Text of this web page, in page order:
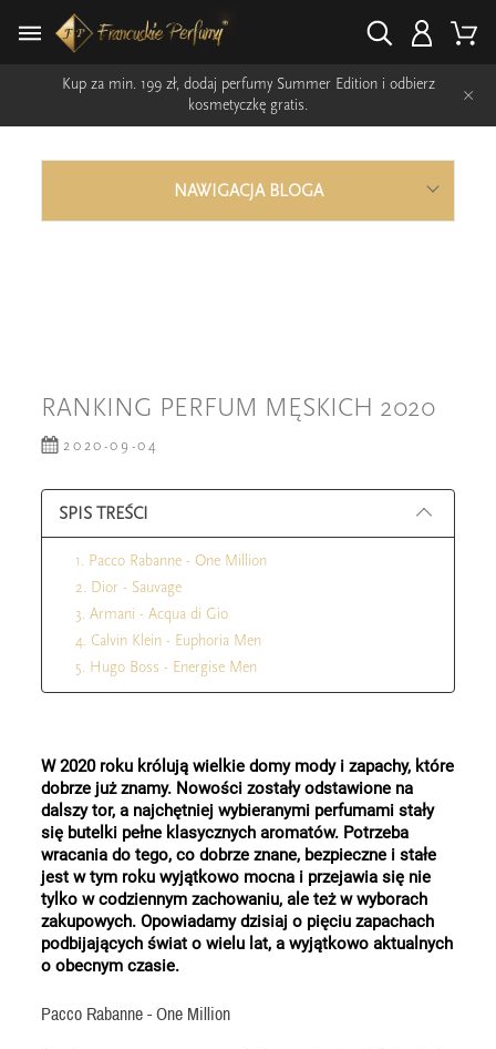
Kup za min. 199 zł, dodaj perfumy Summer Edition i odbierz
kosmetyczkę gratis.
×
NAWIGACJA BLOGA
RANKING PERFUM MĘSKICH 2020
2020-09-04
SPIS TREŚCI
1. Pacco Rabanne - One Million
2. Dior - Sauvage
3. Armani - Acqua di Gio
4. Calvin Klein - Euphoria Men
5. Hugo Boss - Energise Men
W 2020 roku królują wielkie domy mody i zapachy, które
dobrze już znamy. Nowości zostały odstawione na
dalszy tor, a najchętniej wybieranymi perfumami stały
się butelki pełne klasycznych aromatów. Potrzeba
wracania do tego, co dobrze znane, bezpieczne i stałe
jest w tym roku wyjątkowo mocna i przejawia się nie
tylko w codziennym zachowaniu, ale też w wyborach
zakupowych. Opowiadamy dzisiaj o pięciu zapachach
podbijających świat o wielu lat, a wyjątkowo aktualnych
o obecnym czasie.
Pacco Rabanne - One Million